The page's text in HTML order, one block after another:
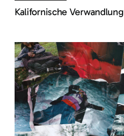
Kalifornische Verwandlung